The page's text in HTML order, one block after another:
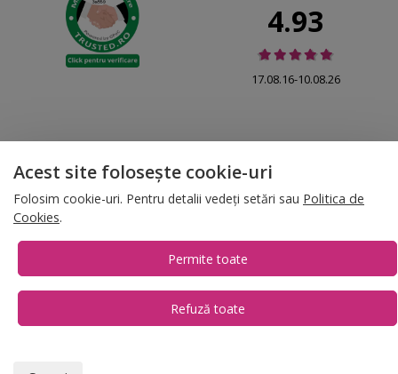
4.93
17.08.16-10.08.26
© 2026 Folina.ro | All Rights Reserved. Folina.ro | Designed by Artvertising
• Termene și condiții•Gestionează preferințe cookies
Acest site folosește cookie-uri
Folosim cookie-uri. Pentru detalii vedeți setări sau Politica de
Cookies.
Permite toate
Refuză toate